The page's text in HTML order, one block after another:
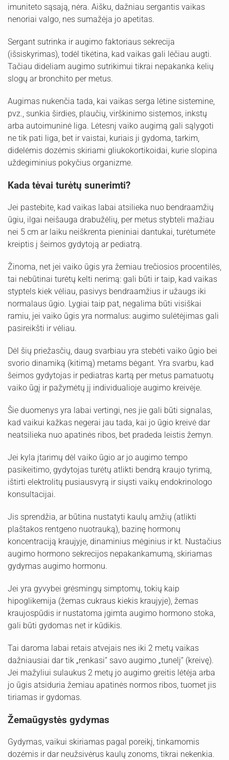
imuniteto sąsają, nėra. Aišku, dažniau sergantis vaikas
nenoriai valgo, nes sumažėja jo apetitas.
Sergant sutrinka ir augimo faktoriaus sekrecija
(išsiskyrimas), todėl tikėtina, kad vaikas gali lėčiau augti.
Tačiau dideliam augimo sutrikimui tikrai nepakanka kelių
slogų ar bronchito per metus.
Augimas nukenčia tada, kai vaikas serga lėtine sistemine,
pvz., sunkia širdies, plaučių, virškinimo sistemos, inkstų
arba autoimuninė liga. Lėtesnį vaiko augimą gali sąlygoti
ne tik pati liga, bet ir vaistai, kuriais ji gydoma, tarkim,
didelėmis dozėmis skiriami gliukokortikoidai, kurie slopina
uždegiminius pokyčius organizme.
Kada tėvai turėtų sunerimti?
Jei pastebite, kad vaikas labai atsilieka nuo bendraamžių
ūgiu, ilgai neišauga drabužėlių, per metus stybteli mažiau
nei 5 cm ar laiku neiškrenta pieniniai dantukai, turėtumėte
kreiptis į šeimos gydytoją ar pediatrą.
Žinoma, net jei vaiko ūgis yra žemiau trečiosios procentilės,
tai nebūtinai turėtų kelti nerimą: gali būti ir taip, kad vaikas
styptels kiek vėliau, pasivys bendraamžius ir užaugs iki
normalaus ūgio. Lygiai taip pat, negalima būti visiškai
ramiu, jei vaiko ūgis yra normalus: augimo sulėtėjimas gali
pasireikšti ir vėliau.
Dėl šių priežasčių, daug svarbiau yra stebėti vaiko ūgio bei
svorio dinamiką (kitimą) metams bėgant. Yra svarbu, kad
šeimos gydytojas ir pediatras kartą per metus pamatuotų
vaiko ūgį ir pažymėtų jį individualioje augimo kreivėje.
Šie duomenys yra labai vertingi, nes jie gali būti signalas,
kad vaikui kažkas negerai jau tada, kai jo ūgio kreivė dar
neatsilieka nuo apatinės ribos, bet pradeda leistis žemyn.
Jei kyla įtarimų dėl vaiko ūgio ar jo augimo tempo
pasikeitimo, gydytojas turėtų atlikti bendrą kraujo tyrimą,
ištirti elektrolitų pusiausvyrą ir siųsti vaikų endokrinologo
konsultacijai.
Jis sprendžia, ar būtina nustatyti kaulų amžių (atlikti
plaštakos rentgeno nuotrauką), bazinę hormonų
koncentraciją kraujyje, dinaminius mėginius ir kt. Nustačius
augimo hormono sekrecijos nepakankamumą, skiriamas
gydymas augimo hormonu.
Jei yra gyvybei grėsmingų simptomų, tokių kaip
hipoglikemija (žemas cukraus kiekis kraujyje), žemas
kraujospūdis ir nustatoma įgimta augimo hormono stoka,
gali būti gydomas net ir kūdikis.
Tai daroma labai retais atvejais nes iki 2 metų vaikas
dažniausiai dar tik „renkasi“ savo augimo „tunelį“ (kreivę).
Jei mažyliui sulaukus 2 metų jo augimo greitis lėtėja arba
jo ūgis atsiduria žemiau apatinės normos ribos, tuomet jis
tiriamas ir gydomas.
Žemaūgystės gydymas
Gydymas, vaikui skiriamas pagal poreikį, tinkamomis
dozėmis ir dar neužsivėrus kaulų zonoms, tikrai nekenkia.